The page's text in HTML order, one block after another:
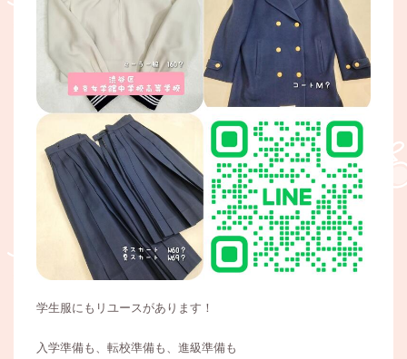
学生服にもリユースがあります！
入学準備も、転校準備も、進級準備も